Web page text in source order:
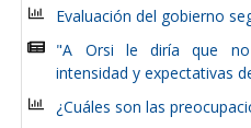
Evaluación del gobierno
"A Orsi le diría que no
intensidad y expectativas
¿Cuáles son las